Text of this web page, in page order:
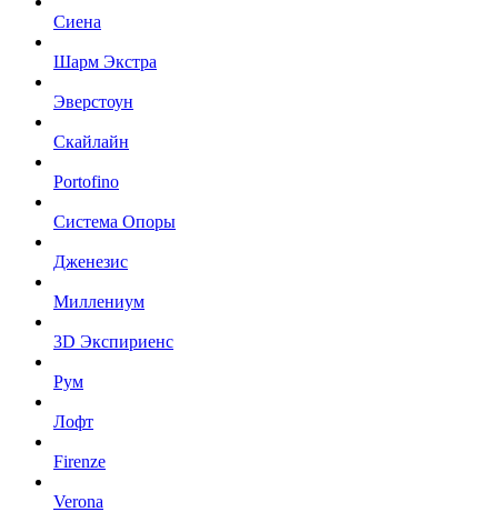
Сиена
Шарм Экстра
Эверстоун
Скайлайн
Portofino
Система Опоры
Дженезис
Миллениум
3D Экспириенс
Рум
Лофт
Firenze
Verona